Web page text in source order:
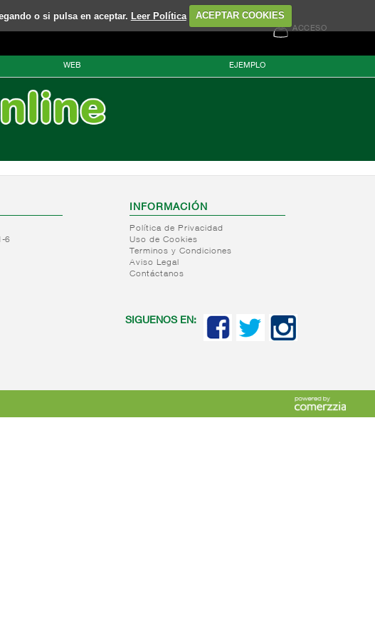
o si pulsa en aceptar. Leer Política ACEPTAR COOKIES
ACCESO
WEB EJEMPLO
6
INFORMACIÓN
Política de Privacidad
Uso de Cookies
Terminos y Condiciones
Aviso Legal
Contáctanos
SIGUENOS EN: